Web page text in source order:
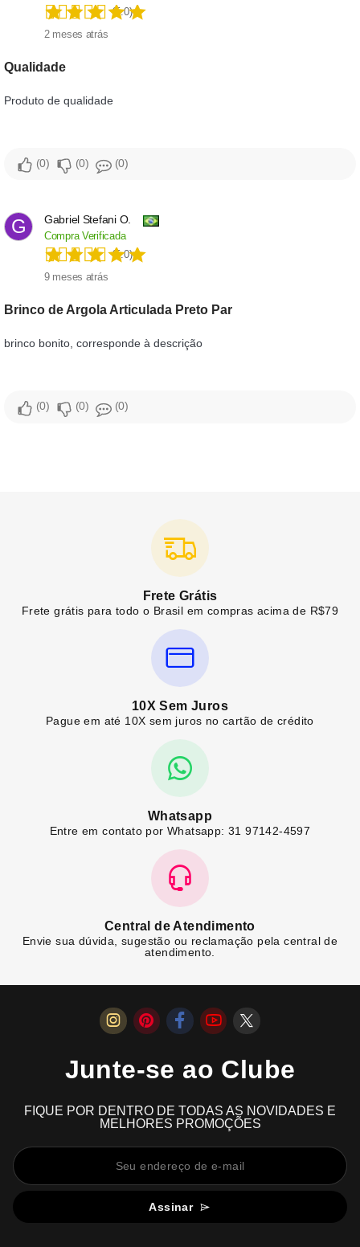
(5.0)
2 meses atrás
Qualidade
Produto de qualidade
0 0 0
G Gabriel Stefani O.
Compra Verificada
(5.0)
9 meses atrás
Brinco de Argola Articulada Preto Par
brinco bonito, corresponde à descrição
0 0 0
Frete Grátis
Frete grátis para todo o Brasil em compras acima de R$79
10X Sem Juros
Pague em até 10X sem juros no cartão de crédito
Whatsapp
Entre em contato por Whatsapp: 31 97142-4597
Central de Atendimento
Envie sua dúvida, sugestão ou reclamação pela central de
atendimento.
Junte-se ao Clube
FIQUE POR DENTRO DE TODAS AS NOVIDADES E
MELHORES PROMOÇÕES
Assinar